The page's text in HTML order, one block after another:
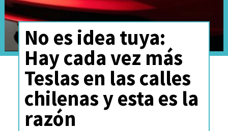
puedan abrir las puertas
rápidamente.
No es idea tuya:
Hay cada vez más
Teslas en las calles
chilenas y esta es la
razón